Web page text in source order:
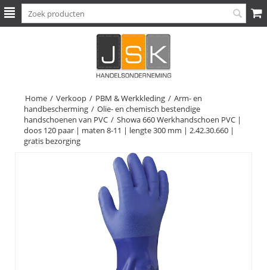
Home / Verkoop / PBM & Werkkleding / Arm- en
handbescherming / Olie- en chemisch bestendige
handschoenen van PVC / Showa 660 Werkhandschoen PVC |
doos 120 paar | maten 8-11 | lengte 300 mm | 2.42.30.660 |
gratis bezorging